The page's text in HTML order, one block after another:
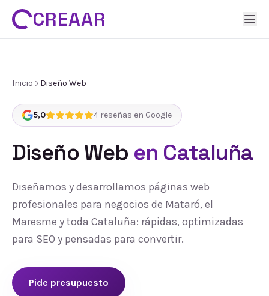
CREAAR
Inicio Diseño Web
5,0 4 reseñas en Google
Diseño Web en Cataluña
Diseñamos y desarrollamos páginas web
profesionales para negocios de Mataró, el
Maresme y toda Cataluña: rápidas, optimizadas
para SEO y pensadas para convertir.
Pide presupuesto